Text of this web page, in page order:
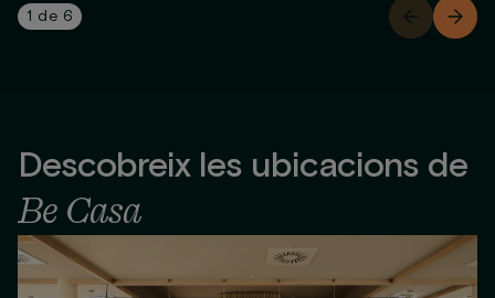
1 de 6
Descobreix les ubicacions de
Be Casa